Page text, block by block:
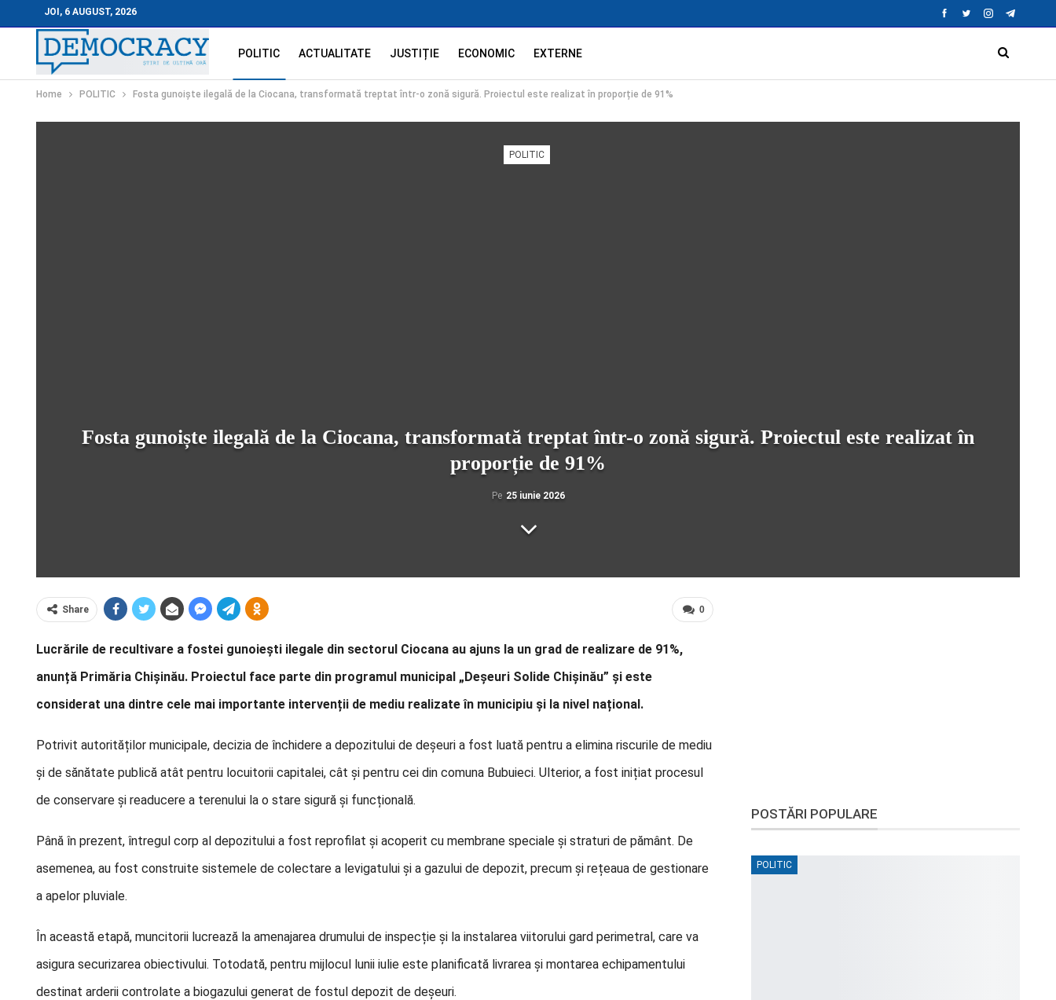
JOI, 6 AUGUST, 2026
POLITIC ACTUALITATE JUSTIȚIE ECONOMIC EXTERNE
Home POLITIC Fosta gunoiște ilegală de la Ciocana, transformată treptat într-o zonă sigură. Proiectul este realizat în proporție de 91%
POLITIC
Fosta gunoiște ilegală de la Ciocana, transformată treptat într-o zonă sigură. Proiectul este realizat în
proporție de 91%
Pe 25 iunie 2026
0
Share
Lucrările de recultivare a fostei gunoiești ilegale din sectorul Ciocana au ajuns la un grad de realizare de 91%,
anunță Primăria Chișinău. Proiectul face parte din programul municipal „Deșeuri Solide Chișinău” și este
considerat una dintre cele mai importante intervenții de mediu realizate în municipiu și la nivel național.
Potrivit autorităților municipale, decizia de închidere a depozitului de deșeuri a fost luată pentru a elimina riscurile de mediu
și de sănătate publică atât pentru locuitorii capitalei, cât și pentru cei din comuna Bubuieci. Ulterior, a fost inițiat procesul
de conservare și readucere a terenului la o stare sigură și funcțională.
Până în prezent, întregul corp al depozitului a fost reprofilat și acoperit cu membrane speciale și straturi de pământ. De
asemenea, au fost construite sistemele de colectare a levigatului și a gazului de depozit, precum și rețeaua de gestionare
a apelor pluviale.
În această etapă, muncitorii lucrează la amenajarea drumului de inspecție și la instalarea viitorului gard perimetral, care va
asigura securizarea obiectivului. Totodată, pentru mijlocul lunii iulie este planificată livrarea și montarea echipamentului
destinat arderii controlate a biogazului generat de fostul depozit de deșeuri.
POSTĂRI POPULARE
POLITIC